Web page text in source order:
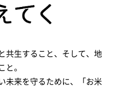
共生すること、そして、地
と。
未来を守るために、「お米